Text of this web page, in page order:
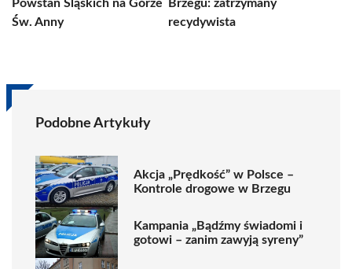
Powstań Śląskich na Górze
Św. Anny
Brzegu: zatrzymany
recydywista
Podobne Artykuły
Akcja „Prędkość” w Polsce –
Kontrole drogowe w Brzegu
Kampania „Bądźmy świadomi i
gotowi – zanim zawyją syreny”